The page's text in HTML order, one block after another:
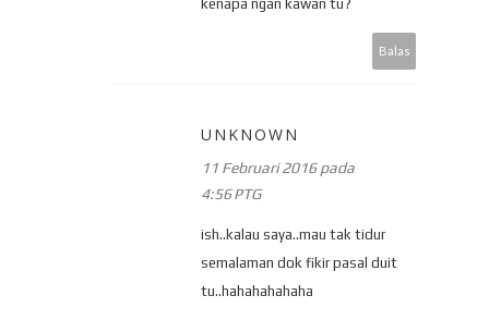
kenapa ngan kawan tu?
Balas
UNKNOWN
11 Februari 2016 pada
4:56 PTG
ish..kalau saya..mau tak tidur
semalaman dok fikir pasal duit
tu..hahahahahaha